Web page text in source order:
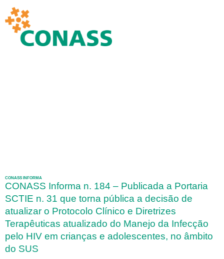
CONASS INFORMA
CONASS Informa n. 184 – Publicada a Portaria
SCTIE n. 31 que torna pública a decisão de
atualizar o Protocolo Clínico e Diretrizes
Terapêuticas atualizado do Manejo da Infecção
pelo HIV em crianças e adolescentes, no âmbito
do SUS